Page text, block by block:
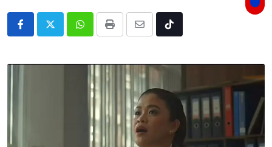
Whatsapp
Print
Share
Email
Tiktok